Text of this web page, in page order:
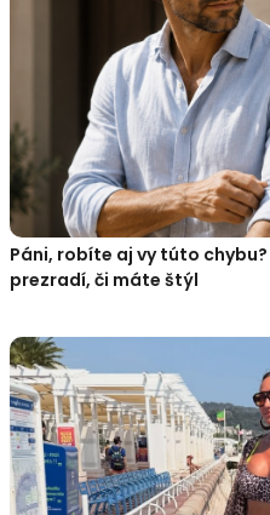
Páni, robíte aj vy túto
prezradí, či máte štýl